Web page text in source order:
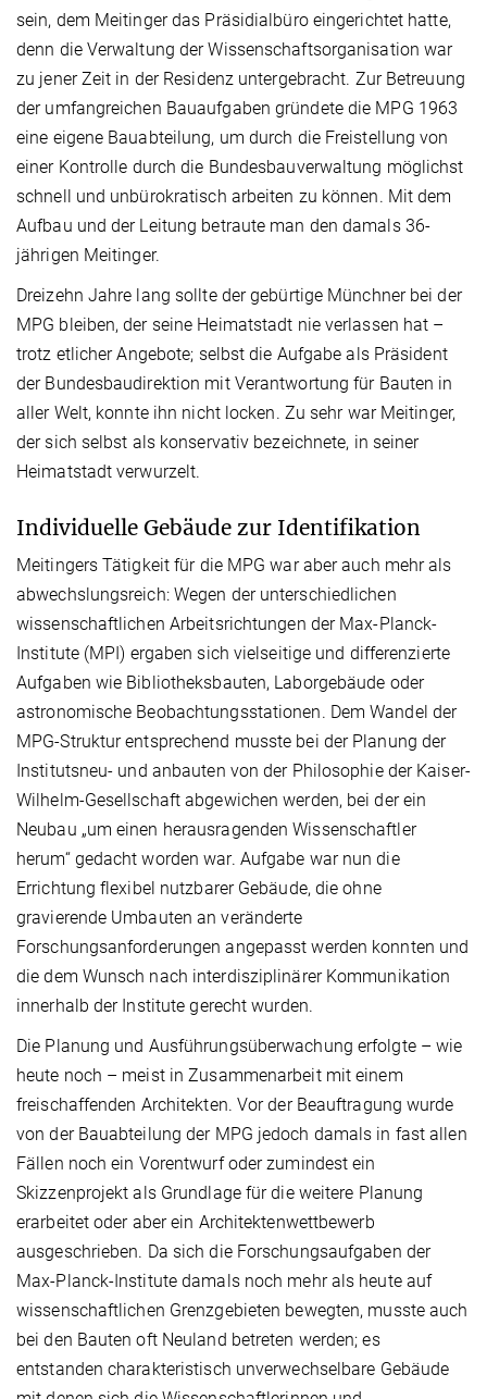
sein, dem Meitinger das Präsidialbüro eingerichtet hatte,
denn die Verwaltung der Wissenschaftsorganisation war
zu jener Zeit in der Residenz untergebracht. Zur Betreuung
der umfangreichen Bauaufgaben gründete die MPG 1963
eine eigene Bauabteilung, um durch die Freistellung von
einer Kontrolle durch die Bundesbauverwaltung möglichst
schnell und unbürokratisch arbeiten zu können. Mit dem
Aufbau und der Leitung betraute man den damals 36-
jährigen Meitinger.
Dreizehn Jahre lang sollte der gebürtige Münchner bei der
MPG bleiben, der seine Heimatstadt nie verlassen hat –
trotz etlicher Angebote; selbst die Aufgabe als Präsident
der Bundesbaudirektion mit Verantwortung für Bauten in
aller Welt, konnte ihn nicht locken. Zu sehr war Meitinger,
der sich selbst als konservativ bezeichnete, in seiner
Heimatstadt verwurzelt.
Individuelle Gebäude zur Identifikation
Meitingers Tätigkeit für die MPG war aber auch mehr als
abwechslungsreich: Wegen der unterschiedlichen
wissenschaftlichen Arbeitsrichtungen der Max-Planck-
Institute (MPI) ergaben sich vielseitige und differenzierte
Aufgaben wie Bibliotheksbauten, Laborgebäude oder
astronomische Beobachtungsstationen. Dem Wandel der
MPG-Struktur entsprechend musste bei der Planung der
Institutsneu- und anbauten von der Philosophie der Kaiser-
Wilhelm-Gesellschaft abgewichen werden, bei der ein
Neubau „um einen herausragenden Wissenschaftler
herum“ gedacht worden war. Aufgabe war nun die
Errichtung flexibel nutzbarer Gebäude, die ohne
gravierende Umbauten an veränderte
Forschungsanforderungen angepasst werden konnten und
die dem Wunsch nach interdisziplinärer Kommunikation
innerhalb der Institute gerecht wurden.
Die Planung und Ausführungsüberwachung erfolgte – wie
heute noch – meist in Zusammenarbeit mit einem
freischaffenden Architekten. Vor der Beauftragung wurde
von der Bauabteilung der MPG jedoch damals in fast allen
Fällen noch ein Vorentwurf oder zumindest ein
Skizzenprojekt als Grundlage für die weitere Planung
erarbeitet oder aber ein Architektenwettbewerb
ausgeschrieben. Da sich die Forschungsaufgaben der
Max-Planck-Institute damals noch mehr als heute auf
wissenschaftlichen Grenzgebieten bewegten, musste auch
bei den Bauten oft Neuland betreten werden; es
entstanden charakteristisch unverwechselbare Gebäude